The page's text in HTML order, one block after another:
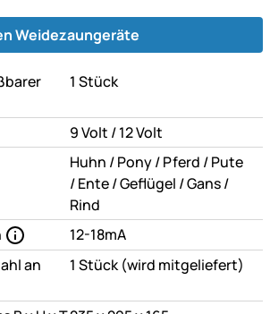
Weidezaungeräte
1 Stück
9 Volt /oder
12 Volt
Huhn /oder
Pony/oder
Pferd /oder
Pute
/oder
Ente/oder
Geflügel /oder
Gans/oder
Rind
12-18mA
an
1 Stück (wird mitgeliefert)